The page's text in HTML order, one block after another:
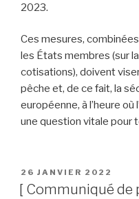
2023.
Ces mesures,
les États membres (sur
cotisations), doivent
pêche et, de ce fait, la
européenne, à l’heure
une question vitale pour
PUBLIÉ
LE
26 JANVIER 2022
[ Communiqué de